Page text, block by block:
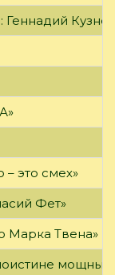
– это смех»
Фет»
Марка Твена»